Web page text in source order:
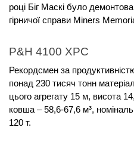
році Біг Маскі було
гірничої справи Miners
P&H 4100 XPC
Рекордсмен за
понад 230 тисяч тонн
цього агрегату 15 м, висота
ковша – 58,6-67,6 м³,
120 т.